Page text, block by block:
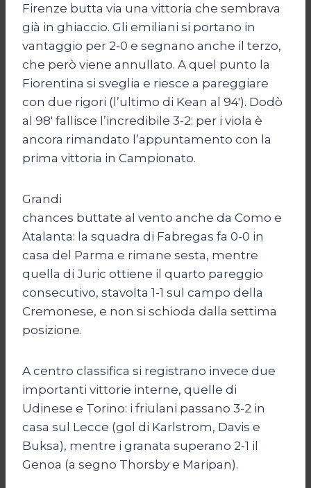
Firenze butta via una vittoria che sembrava
già in ghiaccio. Gli emiliani si portano in
vantaggio per 2-0 e segnano anche il terzo,
che però viene annullato. A quel punto la
Fiorentina si sveglia e riesce a pareggiare
con due rigori (l’ultimo di Kean al 94′). Dodò
al 98′ fallisce l’incredibile 3-2: per i viola è
ancora rimandato l’appuntamento con la
prima vittoria in Campionato.
Grandi
chances buttate al vento anche da Como e
Atalanta: la squadra di Fabregas fa 0-0 in
casa del Parma e rimane sesta, mentre
quella di Juric ottiene il quarto pareggio
consecutivo, stavolta 1-1 sul campo della
Cremonese, e non si schioda dalla settima
posizione.
A centro classifica si registrano invece due
importanti vittorie interne, quelle di
Udinese e Torino: i friulani passano 3-2 in
casa sul Lecce (gol di Karlstrom, Davis e
Buksa), mentre i granata superano 2-1 il
Genoa (a segno Thorsby e Maripan).